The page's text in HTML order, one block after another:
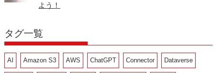
よう！
タグ一覧
AI Amazon S3 AWS ChatGPT Connector Dataverse